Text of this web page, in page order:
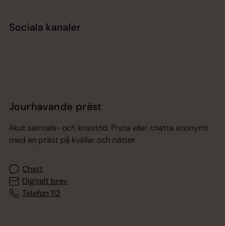
Sociala kanaler
Jourhavande präst
Akut samtals- och krisstöd. Prata eller chatta anonymt
med en präst på kvällar och nätter.
Chatt
Digitalt brev
Telefon 112